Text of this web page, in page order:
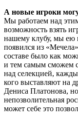
А новые игроки
Мы работаем над
возможность взять
нашему клубу, мы ею
появился из
составе было как
и тем самым сможем
над селекцией,
кого выставляют на
Дениса Платонова,
непозволительная
может себе это